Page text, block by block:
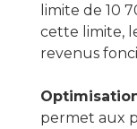
limite de 10
cette limite,
revenus
permet aux